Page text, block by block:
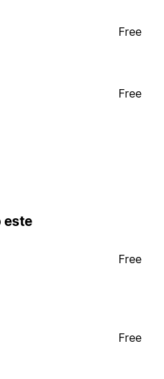
Free
Free
este
Free
Free